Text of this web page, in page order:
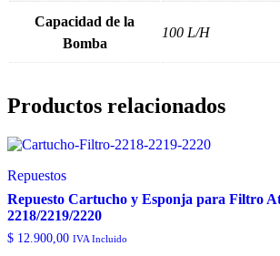
Capacidad de la
Bomba
100 L/H
Productos relacionados
Repuestos
Repuesto Cartucho y Esponja para Filtro
2218/2219/2220
$ 12.900,00 IVA Incluido